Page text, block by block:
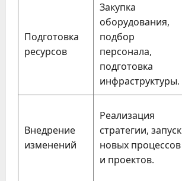
Подготовка
ресурсов
Закупка
оборудования,
подбор
персонала,
подготовка
инфраструктуры.
Внедрение
изменений
Реализация
стратегии, запуск
новых процессов
и проектов.